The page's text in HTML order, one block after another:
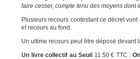
faire cesser, compte tenu des moyens dont
Plusieurs recours contestant ce décret
et recours au fond.
Un ultime recours peut être déposé devant
Un livre collectif au Seuil 11.50 € TTC :